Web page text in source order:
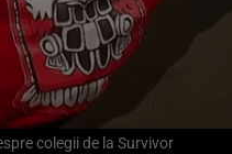
colegii de la Survivor